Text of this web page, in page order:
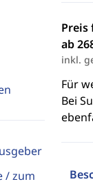
/ zum
Preis
ab
inkl.
Für
Bei